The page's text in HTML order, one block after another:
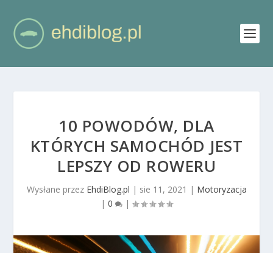
10 POWODÓW, DLA
KTÓRYCH SAMOCHÓD JEST
LEPSZY OD ROWERU
Wysłane przez EhdiBlog.pl | sie 11, 2021 | Motoryzacja
| 0 |